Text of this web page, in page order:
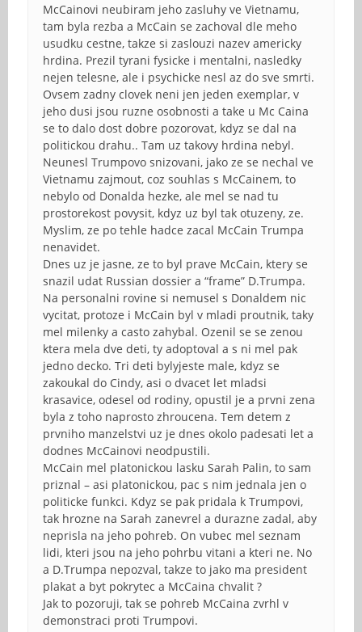
McCainovi neubiram jeho zasluhy ve Vietnamu,
tam byla rezba a McCain se zachoval dle meho
usudku cestne, takze si zaslouzi nazev americky
hrdina. Prezil tyrani fysicke i mentalni, nasledky
nejen telesne, ale i psychicke nesl az do sve smrti.
Ovsem zadny clovek neni jen jeden exemplar, v
jeho dusi jsou ruzne osobnosti a take u Mc Caina
se to dalo dost dobre pozorovat, kdyz se dal na
politickou drahu.. Tam uz takovy hrdina nebyl.
Neunesl Trumpovo snizovani, jako ze se nechal ve
Vietnamu zajmout, coz souhlas s McCainem, to
nebylo od Donalda hezke, ale mel se nad tu
prostorekost povysit, kdyz uz byl tak otuzeny, ze.
Myslim, ze po tehle hadce zacal McCain Trumpa
nenavidet.
Dnes uz je jasne, ze to byl prave McCain, ktery se
snazil udat Russian dossier a “frame” D.Trumpa.
Na personalni rovine si nemusel s Donaldem nic
vycitat, protoze i McCain byl v mladi proutnik, taky
mel milenky a casto zahybal. Ozenil se se zenou
ktera mela dve deti, ty adoptoval a s ni mel pak
jedno decko. Tri deti bylyjeste male, kdyz se
zakoukal do Cindy, asi o dvacet let mladsi
krasavice, odesel od rodiny, opustil je a prvni zena
byla z toho naprosto zhroucena. Tem detem z
prvniho manzelstvi uz je dnes okolo padesati let a
dodnes McCainovi neodpustili.
McCain mel platonickou lasku Sarah Palin, to sam
priznal – asi platonickou, pac s nim jednala jen o
politicke funkci. Kdyz se pak pridala k Trumpovi,
tak hrozne na Sarah zanevrel a durazne zadal, aby
neprisla na jeho pohreb. On vubec mel seznam
lidi, kteri jsou na jeho pohrbu vitani a kteri ne. No
a D.Trumpa nepozval, takze to jako ma president
plakat a byt pokrytec a McCaina chvalit ?
Jak to pozoruji, tak se pohreb McCaina zvrhl v
demonstraci proti Trumpovi.